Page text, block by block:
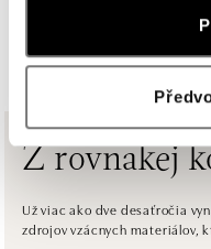
Pribinova 8, 811 09
tel.: +421 910 284 071
ALOve OC Nový
Plzeňská 8, 150 00
tel.: +420736509250
Z rovnakej
Už viac ako dve desaťročia
zdrojov vzácnych materiálov,